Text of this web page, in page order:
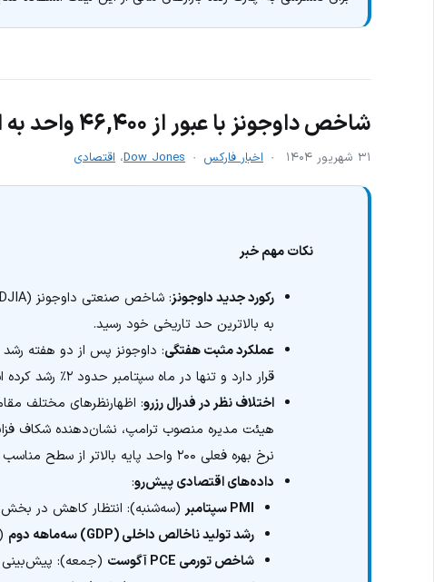
شاخص داوجونز با عبور از ۴۶,۴۰۰ واحد به اوج تاریخی جدید رسید
۳۱ شهریور ۱۴۰۴ اخبار فارکس Dow Jones، اقتصادی
نکات مهم خبر
رکورد جدید داوجونز
به بالاترین حد تاریخی خود رسید.
عملکرد مثبت هفتگی: داوجونز پس از دو هفته
قرار دارد و تنها در ماه سپتامبر حدود ۲٪ رشد کرده است.
اختلاف نظر در فدرال رزرو: اظهارنظرهای مختلف
هیئت مدیره منصوب ترامپ، نشان‌دهنده شکاف
نرخ بهره فعلی ۲۰۰ واحد پایه بالاتر از سطح مناسب است.
داده‌های اقتصادی پیش‌رو:
PMI سپتامبر
(سه‌شنبه): انتظار کاهش در
رشد تولید ناخالص داخلی (GDP) سه‌ماهه دوم
شاخص تورمی PCE آگوست